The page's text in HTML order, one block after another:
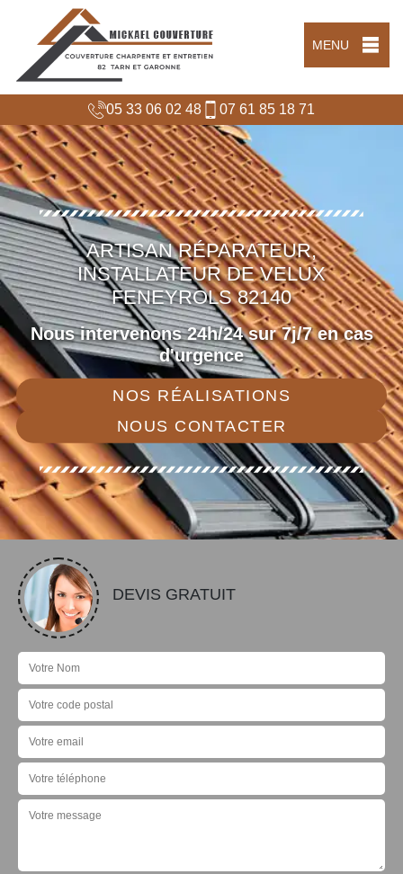
MENU
05 33 06 02 48 07 61 85 18 71
ARTISAN RÉPARATEUR,
INSTALLATEUR DE VELUX
FENEYROLS 82140
Nous intervenons 24h/24 sur 7j/7 en cas
d'urgence
NOS RÉALISATIONS
NOUS CONTACTER
DEVIS GRATUIT